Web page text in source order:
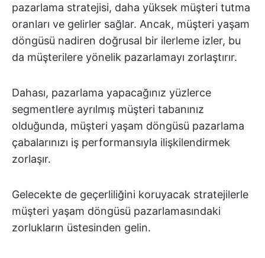
pazarlama stratejisi, daha yüksek müşteri tutma
oranları ve gelirler sağlar. Ancak, müşteri yaşam
döngüsü nadiren doğrusal bir ilerleme izler, bu
da müşterilere yönelik pazarlamayı zorlaştırır.
Dahası, pazarlama yapacağınız yüzlerce
segmentlere ayrılmış müşteri tabanınız
olduğunda, müşteri yaşam döngüsü pazarlama
çabalarınızı iş performansıyla ilişkilendirmek
zorlaşır.
Gelecekte de geçerliliğini koruyacak stratejilerle
müşteri yaşam döngüsü pazarlamasındaki
zorlukların üstesinden gelin.